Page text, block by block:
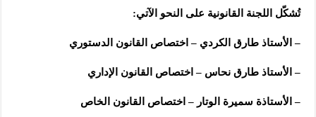
تُشكّل اللجنة القانونية على النحو الآتي:
– الأستاذ طارق الكردي – اختصاص القانون الدستوري
– الأستاذ طارق نحاس – اختصاص القانون الإداري
– الأستاذة سميرة الوتار – اختصاص القانون الخاص